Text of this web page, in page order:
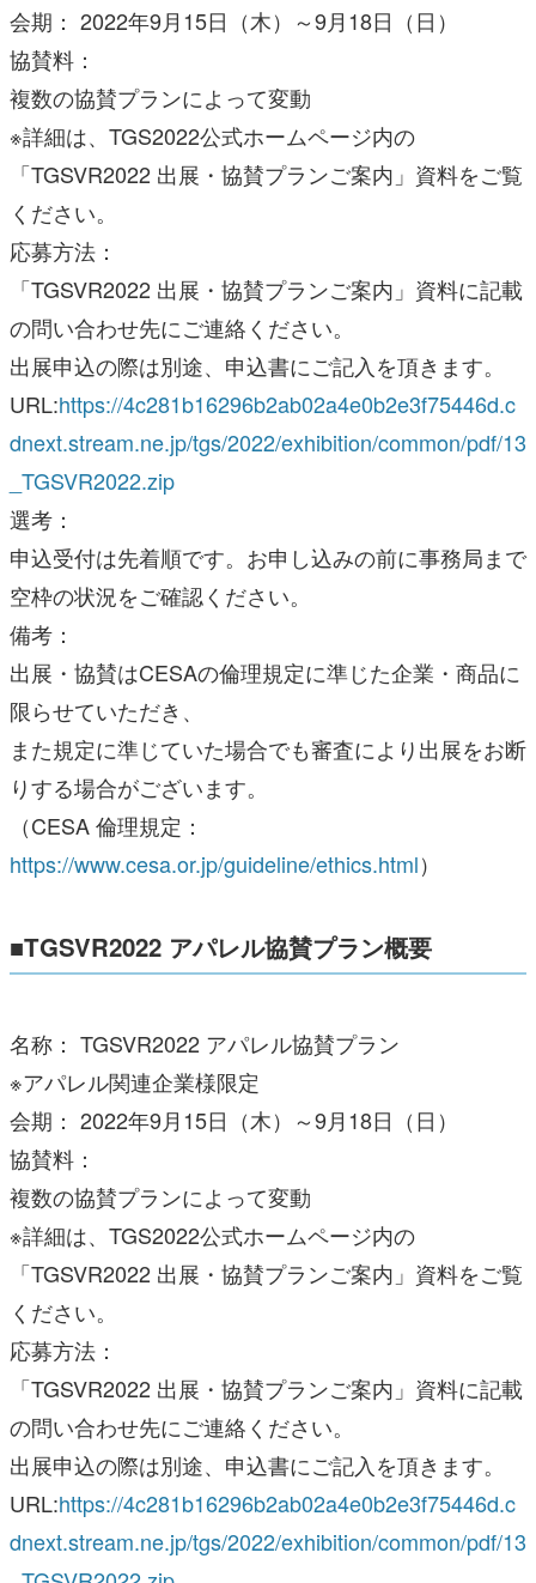
会期： 2022年9月15日（木）～9月18日（日）
協賛料：
複数の協賛プランによって変動
※詳細は、TGS2022公式ホームページ内の
「TGSVR2022 出展・協賛プランご案内」資料をご覧
ください。
応募方法：
「TGSVR2022 出展・協賛プランご案内」資料に記載
の問い合わせ先にご連絡ください。
出展申込の際は別途、申込書にご記入を頂きます。
URL:https://4c281b16296b2ab02a4e0b2e3f75446d.c
dnext.stream.ne.jp/tgs/2022/exhibition/common/pdf/13
_TGSVR2022.zip
選考：
申込受付は先着順です。お申し込みの前に事務局まで
空枠の状況をご確認ください。
備考：
出展・協賛はCESAの倫理規定に準じた企業・商品に
限らせていただき、
また規定に準じていた場合でも審査により出展をお断
りする場合がございます。
（CESA 倫理規定：
https://www.cesa.or.jp/guideline/ethics.html）
■TGSVR2022 アパレル協賛プラン概要
名称： TGSVR2022 アパレル協賛プラン
※アパレル関連企業様限定
会期： 2022年9月15日（木）～9月18日（日）
協賛料：
複数の協賛プランによって変動
※詳細は、TGS2022公式ホームページ内の
「TGSVR2022 出展・協賛プランご案内」資料をご覧
ください。
応募方法：
「TGSVR2022 出展・協賛プランご案内」資料に記載
の問い合わせ先にご連絡ください。
出展申込の際は別途、申込書にご記入を頂きます。
URL:https://4c281b16296b2ab02a4e0b2e3f75446d.c
dnext.stream.ne.jp/tgs/2022/exhibition/common/pdf/13